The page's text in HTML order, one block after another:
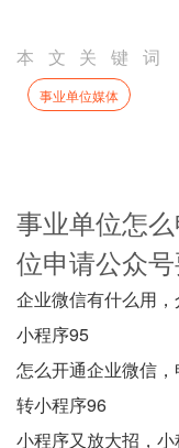
本文关键词
事业单位媒体
事业单位怎
位申请公众
企业微信有什么用
小程序95
怎么开通企业微信
转小程序96
小程序又放大招，